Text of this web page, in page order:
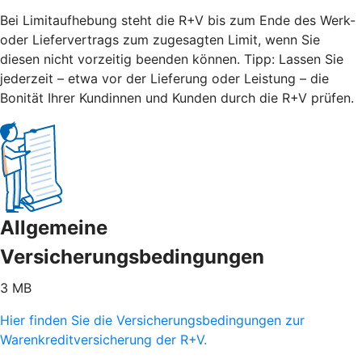
Bei Limitaufhebung steht die R+V bis zum Ende des Werk-
oder Liefervertrags zum zugesagten Limit, wenn Sie
diesen nicht vorzeitig beenden können. Tipp: Lassen Sie
jederzeit – etwa vor der Lieferung oder Leistung – die
Bonität Ihrer Kundinnen und Kunden durch die R+V prüfen.
Allgemeine
Versicherungsbedingungen
3 MB
Hier finden Sie die Versicherungsbedingungen zur
Warenkreditversicherung der R+V.